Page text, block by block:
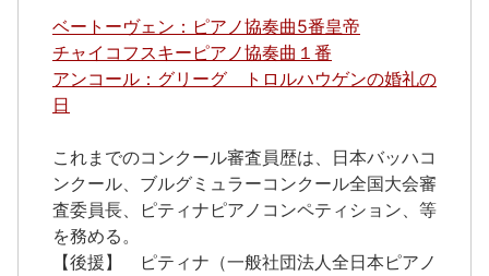
ベートーヴェン：ピアノ協奏曲5番皇帝
チャイコフスキーピアノ協奏曲１番
アンコール：グリーグ トロルハウゲンの婚礼の
日
これまでのコンクール審査員歴は、日本バッハコ
ンクール、ブルグミュラーコンクール全国大会審
査委員長、ピティナピアノコンペティション、等
を務める。
【後援】 ピティナ（一般社団法人全日本ピアノ